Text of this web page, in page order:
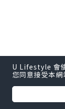
U Lifestyle 會
您同意接受本網